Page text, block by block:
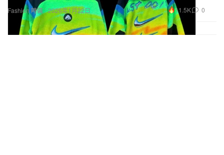
Fashion 時裝 2026年1月22日 11.5K 0